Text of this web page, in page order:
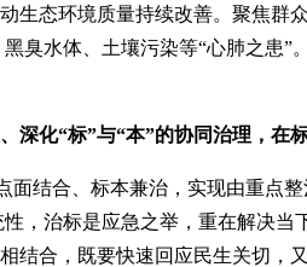
生态环境质量持续改善。聚焦
臭水体、土壤污染等“心肺之患
深化“标”与“本”的协同治理，在
结合、标本兼治，实现由重点
，治标是应急之举，重在解决
结合，既要快速回应民生关切，